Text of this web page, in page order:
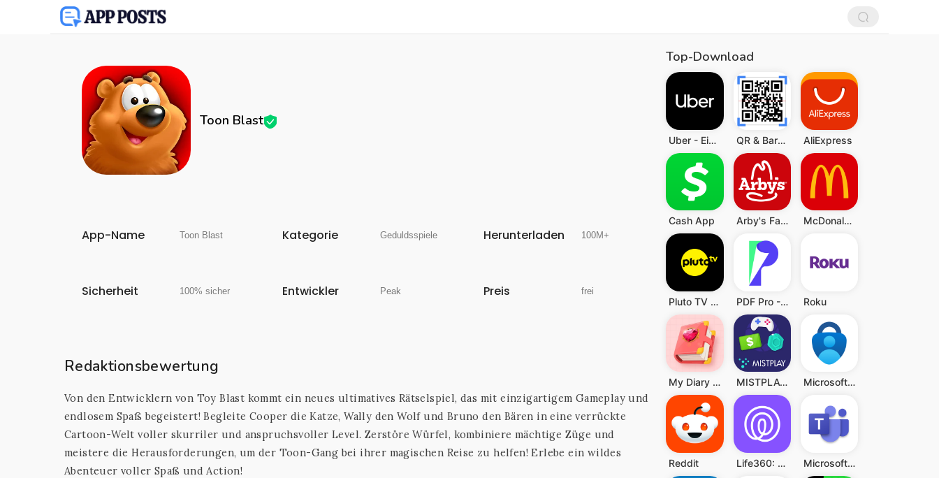
Toon Blast
App-Name Toon Blast Kategorie Geduldsspiele Herunterladen 100M+
Sicherheit 100% sicher Entwickler Peak Preis frei
Redaktionsbewertung
Von den Entwicklern von Toy Blast kommt ein neues ultimatives Rätselspiel, das mit einzigartigem Gameplay und
endlosem Spaß begeistert! Begleite Cooper die Katze, Wally den Wolf und Bruno den Bären in eine verrückte
Cartoon-Welt voller skurriler und anspruchsvoller Level. Zerstöre Würfel, kombiniere mächtige Züge und
meistere die Herausforderungen, um der Toon-Gang bei ihrer magischen Reise zu helfen! Erlebe ein wildes
Abenteuer voller Spaß und Action!
Top-Download
Uber - Eine Fahrt bestellen QR & Barcode Scanner (Deutsch) AliExpress
Cash App Arby's Fast Food Sandwiches McDonald's
Pluto TV - TV, Filme & Serien PDF Pro - Reader & Maker Roku
My Diary - Diary With Lock MISTPLAY: Spiele für Belohnung Microsoft Authenticator
Reddit Life360: Standort teilen Microsoft Teams